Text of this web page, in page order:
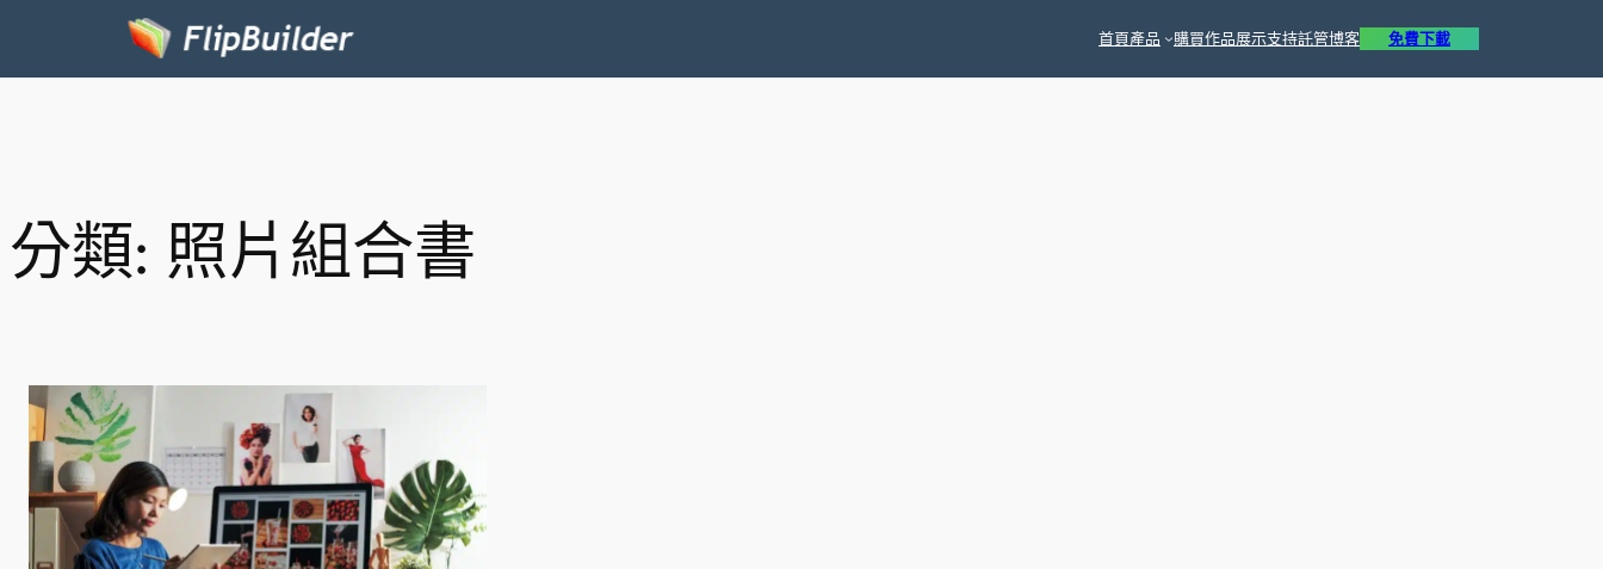
首頁產品 購買作品展示支持託管博客 免費下載
分類: 照片組合書